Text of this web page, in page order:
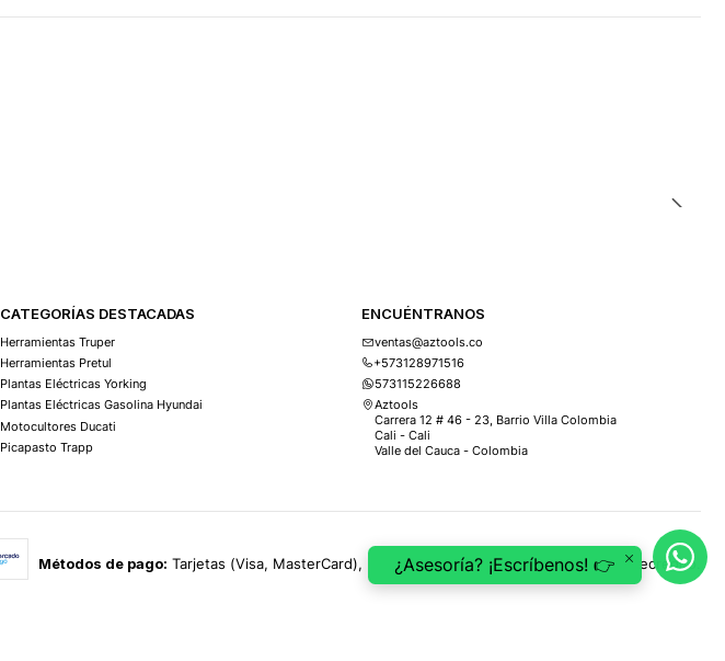
CATEGORÍAS DESTACADAS
Herramientas Truper
Herramientas Pretul
Plantas Eléctricas Yorking
Plantas Eléctricas Gasolina Hyundai
Motocultores Ducati
Picapasto Trapp
ENCUÉNTRANOS
ventas@aztools.co
+573128971516
573115226688
Aztools
Carrera 12 # 46 - 23, Barrio Villa Colombia
Cali - Cali
Valle del Cauca - Colombia
Métodos de pago: Tarjetas (Visa, MasterCard), PSE, ePayco, Mercado Pago, Addi y Sistecrédito.
¿Asesoría? ¡Escríbenos! 👉